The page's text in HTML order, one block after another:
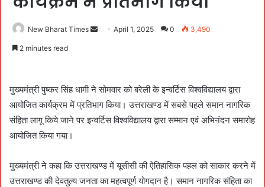
New Bharat Times
a
n
e
l
April 1, 2025 0 3,490
2 minutes read
मुख्यमंत्री पुष्कर सिंह धामी ने सोमवार को बरेली के इन्वर्टिस विश्वविद्यालय द्वारा
आयोजित कार्यक्रम में प्रतिभाग किया। उत्तराखण्ड में सबसे पहले समान नागरिक
संहिता लागू किये जाने पर इन्वर्टिस विश्वविद्यालय द्वारा सम्मान एवं अभिनंदन समारोह
आयोजित किया गया।
मुख्यमंत्री ने कहा कि उत्तराखण्ड में यूसीसी की ऐतिहासिक पहल को साकार करने में
उत्तराखण्ड की देवतुल्य जनता का महत्वपूर्ण योगदान है। समान नागरिक संहिता का